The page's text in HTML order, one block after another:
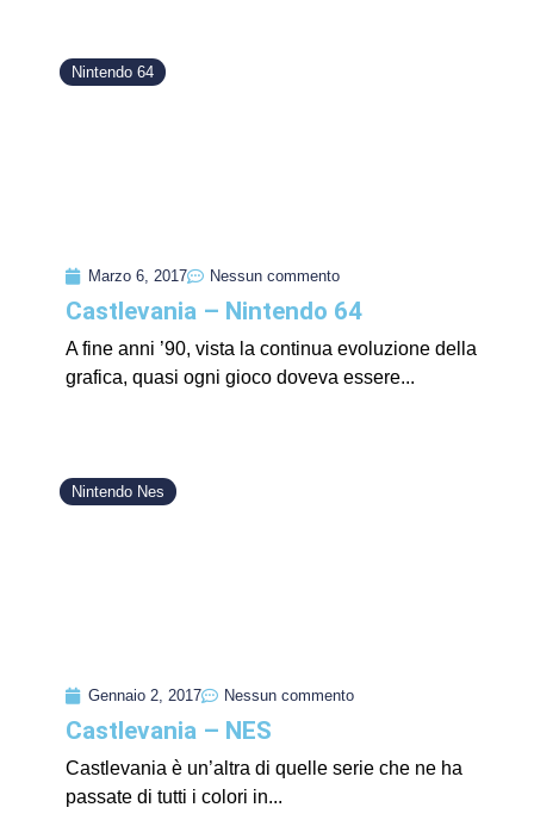
Nintendo 64
Marzo 6, 2017 Nessun commento
Castlevania – Nintendo 64
A fine anni ’90, vista la continua evoluzione della
grafica, quasi ogni gioco doveva essere...
Nintendo Nes
Gennaio 2, 2017 Nessun commento
Castlevania – NES
Castlevania è un’altra di quelle serie che ne ha
passate di tutti i colori in...